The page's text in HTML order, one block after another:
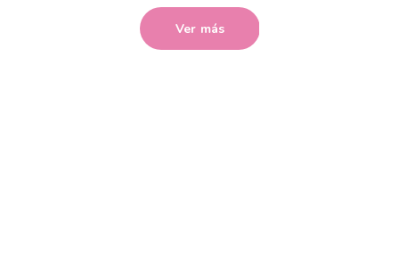
Ver más